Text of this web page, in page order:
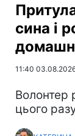
сина і
11:40
Волонтер
цього